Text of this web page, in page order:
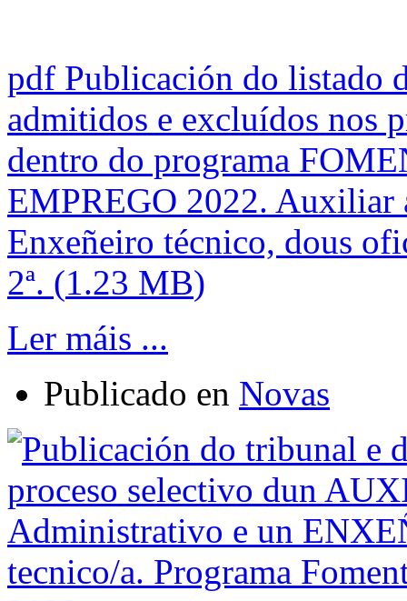
pdf Publicación do listado
admitidos e excluídos nos
dentro do programa
EMPREGO 2022. Auxiliar
Enxeñeiro técnico, dous
2ª. (1.23 MB)
Ler máis ...
Publicado en Novas